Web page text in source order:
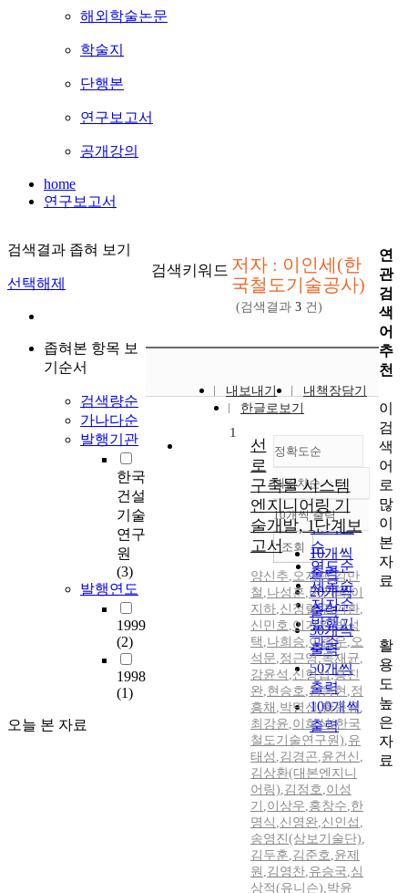
해외학술논문
학술지
단행본
연구보고서
공개강의
home
연구보고서
검색결과 좁혀 보기
선택해제
좁혀본 항목 보
기순서
검색량순
가나다순
발행기관
한국
건설
기술
연구
원
(3)
발행연도
1999
(2)
1998
(1)
오늘 본 자료
검색키워드 저자 : 이인세(한
국철도기술공사)
(검색결과 3 건)
내보내기
내책장담기
한글로보기
정확도순
정확도
순
인기도
순
연도순
제목순
저자순
발행기
관순
내림차순
내림차순
10개씩 출력
10개씩
출력
20개씩
출력
30개씩
출력
50개씩
출력
100개씩
출력
조회
1
선
로
구축물 시스템
엔지니어링 기
술개발, 1단계보
고서
양신추,오지택,김만
철 ,나성훈,이진욱,이
지하,신정렬,김기환,
신민호,이기원,박성
택 ,나희승,이종우,오
석문,정근영,목재균,
강윤석 ,신형섭,홍진
완,현승호,김동현 ,정
흥채 ,박명신,황종규,
최강윤,이희성(한국
철도기술연구원),유
태성 ,김경곤,윤건신 ,
김상환(대본엔지니
어링),김정호,이성
기 ,이상우,홍창수,한
명식 ,신영완,신인섭 ,
송영진(삼보기술단),
김두훈,김준호,윤제
원 ,김영찬,유승국,심
상적(유니슨),박윤
연
관
검
색
어
추
천
이
검
색
어
로
많
이
본
자
료
활
용
도
높
은
자
료